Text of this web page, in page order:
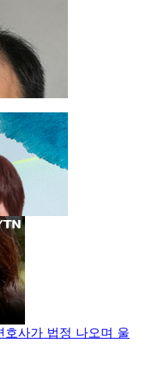
사가 법정 나오며 울